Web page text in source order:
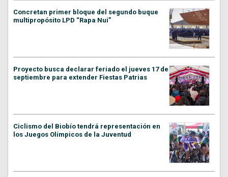
Concretan primer bloque del segundo buque
multipropósito LPD “Rapa Nui”
Proyecto busca declarar feriado el jueves 17 de
septiembre para extender Fiestas Patrias
Ciclismo del Biobío tendrá representación en
los Juegos Olímpicos de la Juventud